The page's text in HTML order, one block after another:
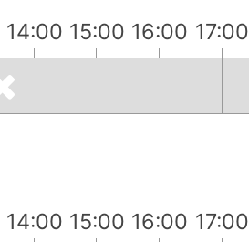
14:00 15:00 16:00 17:00
14:00 15:00 16:00 17:00